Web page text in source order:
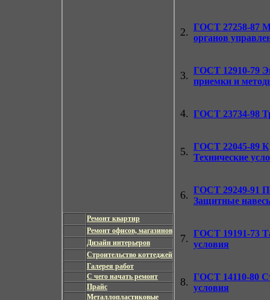
Ремонт квартир
Ремонт офисов, магазинов
Дизайн интерьеров
Строительство коттеджей
Галерея работ
С чего начать ремонт
Прайс
Металлопластиковые
2. ГОСТ 27258-87
органов
3. ГОСТ 12910-79
приемки и
4. ГОСТ 23734-98
5. ГОСТ 22045-89
Технические
6. ГОСТ 29249-91
Защитные
7. ГОСТ 19191-73
условия
8. ГОСТ 14110-80
условия